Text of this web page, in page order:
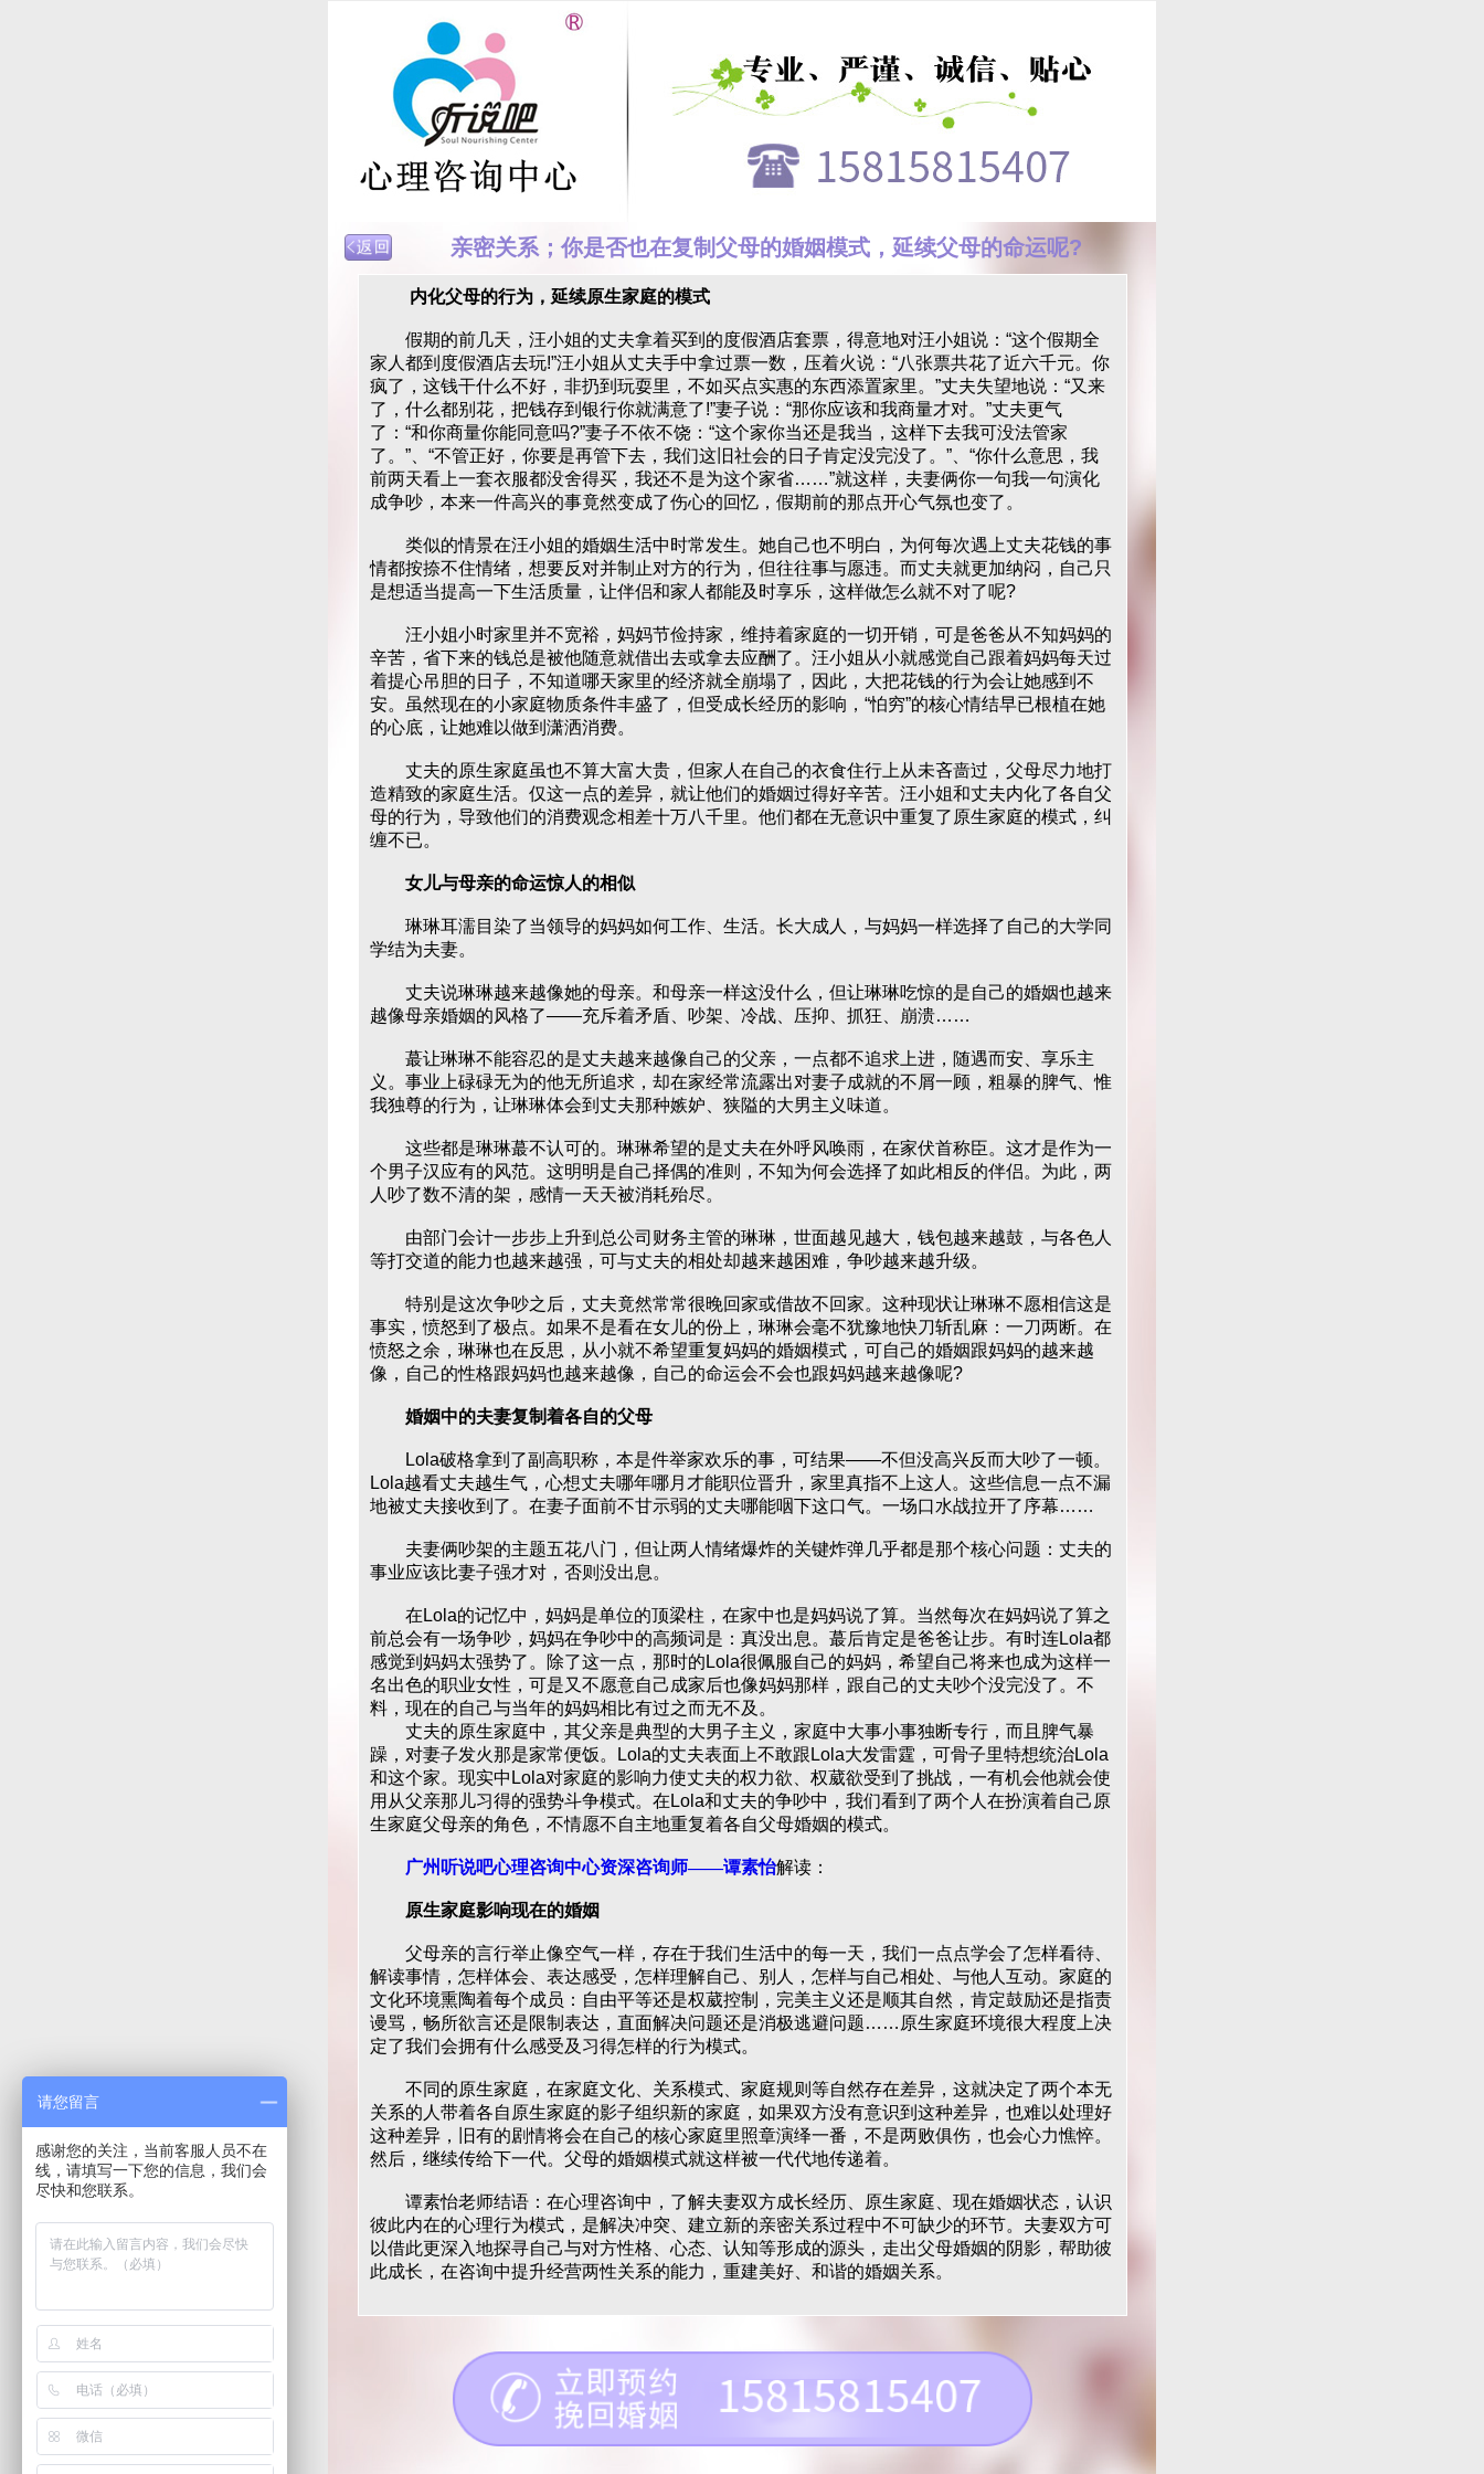
亲密关系；你是否也在复制父母的婚姻模式，延续父母的命运呢?
内化父母的行为，延续原生家庭的模式
假期的前几天，汪小姐的丈夫拿着买到的度假酒店套票，得意地对汪小姐说：“这个假期全
家人都到度假酒店去玩!”汪小姐从丈夫手中拿过票一数，压着火说：“八张票共花了近六千元。你
疯了，这钱干什么不好，非扔到玩耍里，不如买点实惠的东西添置家里。”丈夫失望地说：“又来
了，什么都别花，把钱存到银行你就满意了!”妻子说：“那你应该和我商量才对。”丈夫更气
了：“和你商量你能同意吗?”妻子不依不饶：“这个家你当还是我当，这样下去我可没法管家
了。”、“不管正好，你要是再管下去，我们这旧社会的日子肯定没完没了。”、“你什么意思，我
前两天看上一套衣服都没舍得买，我还不是为这个家省……”就这样，夫妻俩你一句我一句演化
成争吵，本来一件高兴的事竟然变成了伤心的回忆，假期前的那点开心气氛也变了。
类似的情景在汪小姐的婚姻生活中时常发生。她自己也不明白，为何每次遇上丈夫花钱的事
情都按捺不住情绪，想要反对并制止对方的行为，但往往事与愿违。而丈夫就更加纳闷，自己只
是想适当提高一下生活质量，让伴侣和家人都能及时享乐，这样做怎么就不对了呢?
汪小姐小时家里并不宽裕，妈妈节俭持家，维持着家庭的一切开销，可是爸爸从不知妈妈的
辛苦，省下来的钱总是被他随意就借出去或拿去应酬了。汪小姐从小就感觉自己跟着妈妈每天过
着提心吊胆的日子，不知道哪天家里的经济就全崩塌了，因此，大把花钱的行为会让她感到不
安。虽然现在的小家庭物质条件丰盛了，但受成长经历的影响，“怕穷”的核心情结早已根植在她
的心底，让她难以做到潇洒消费。
丈夫的原生家庭虽也不算大富大贵，但家人在自己的衣食住行上从未吝啬过，父母尽力地打
造精致的家庭生活。仅这一点的差异，就让他们的婚姻过得好辛苦。汪小姐和丈夫内化了各自父
母的行为，导致他们的消费观念相差十万八千里。他们都在无意识中重复了原生家庭的模式，纠
缠不已。
女儿与母亲的命运惊人的相似
琳琳耳濡目染了当领导的妈妈如何工作、生活。长大成人，与妈妈一样选择了自己的大学同
学结为夫妻。
丈夫说琳琳越来越像她的母亲。和母亲一样这没什么，但让琳琳吃惊的是自己的婚姻也越来
越像母亲婚姻的风格了——充斥着矛盾、吵架、冷战、压抑、抓狂、崩溃……
蕞让琳琳不能容忍的是丈夫越来越像自己的父亲，一点都不追求上进，随遇而安、享乐主
义。事业上碌碌无为的他无所追求，却在家经常流露出对妻子成就的不屑一顾，粗暴的脾气、惟
我独尊的行为，让琳琳体会到丈夫那种嫉妒、狭隘的大男主义味道。
这些都是琳琳蕞不认可的。琳琳希望的是丈夫在外呼风唤雨，在家伏首称臣。这才是作为一
个男子汉应有的风范。这明明是自己择偶的准则，不知为何会选择了如此相反的伴侣。为此，两
人吵了数不清的架，感情一天天被消耗殆尽。
由部门会计一步步上升到总公司财务主管的琳琳，世面越见越大，钱包越来越鼓，与各色人
等打交道的能力也越来越强，可与丈夫的相处却越来越困难，争吵越来越升级。
特别是这次争吵之后，丈夫竟然常常很晚回家或借故不回家。这种现状让琳琳不愿相信这是
事实，愤怒到了极点。如果不是看在女儿的份上，琳琳会毫不犹豫地快刀斩乱麻：一刀两断。在
愤怒之余，琳琳也在反思，从小就不希望重复妈妈的婚姻模式，可自己的婚姻跟妈妈的越来越
像，自己的性格跟妈妈也越来越像，自己的命运会不会也跟妈妈越来越像呢?
婚姻中的夫妻复制着各自的父母
Lola破格拿到了副高职称，本是件举家欢乐的事，可结果——不但没高兴反而大吵了一顿。
Lola越看丈夫越生气，心想丈夫哪年哪月才能职位晋升，家里真指不上这人。这些信息一点不漏
地被丈夫接收到了。在妻子面前不甘示弱的丈夫哪能咽下这口气。一场口水战拉开了序幕……
夫妻俩吵架的主题五花八门，但让两人情绪爆炸的关键炸弹几乎都是那个核心问题：丈夫的
事业应该比妻子强才对，否则没出息。
在Lola的记忆中，妈妈是单位的顶梁柱，在家中也是妈妈说了算。当然每次在妈妈说了算之
前总会有一场争吵，妈妈在争吵中的高频词是：真没出息。蕞后肯定是爸爸让步。有时连Lola都
感觉到妈妈太强势了。除了这一点，那时的Lola很佩服自己的妈妈，希望自己将来也成为这样一
名出色的职业女性，可是又不愿意自己成家后也像妈妈那样，跟自己的丈夫吵个没完没了。不
料，现在的自己与当年的妈妈相比有过之而无不及。
丈夫的原生家庭中，其父亲是典型的大男子主义，家庭中大事小事独断专行，而且脾气暴
躁，对妻子发火那是家常便饭。Lola的丈夫表面上不敢跟Lola大发雷霆，可骨子里特想统治Lola
和这个家。现实中Lola对家庭的影响力使丈夫的权力欲、权葳欲受到了挑战，一有机会他就会使
用从父亲那儿习得的强势斗争模式。在Lola和丈夫的争吵中，我们看到了两个人在扮演着自己原
生家庭父母亲的角色，不情愿不自主地重复着各自父母婚姻的模式。
广州听说吧心理咨询中心资深咨询师——谭素怡解读：
原生家庭影响现在的婚姻
父母亲的言行举止像空气一样，存在于我们生活中的每一天，我们一点点学会了怎样看待、
解读事情，怎样体会、表达感受，怎样理解自己、别人，怎样与自己相处、与他人互动。家庭的
文化环境熏陶着每个成员：自由平等还是权葳控制，完美主义还是顺其自然，肯定鼓励还是指责
谩骂，畅所欲言还是限制表达，直面解决问题还是消极逃避问题……原生家庭环境很大程度上决
定了我们会拥有什么感受及习得怎样的行为模式。
不同的原生家庭，在家庭文化、关系模式、家庭规则等自然存在差异，这就决定了两个本无
关系的人带着各自原生家庭的影子组织新的家庭，如果双方没有意识到这种差异，也难以处理好
这种差异，旧有的剧情将会在自己的核心家庭里照章演绎一番，不是两败俱伤，也会心力憔悴。
然后，继续传给下一代。父母的婚姻模式就这样被一代代地传递着。
谭素怡老师结语：在心理咨询中，了解夫妻双方成长经历、原生家庭、现在婚姻状态，认识
彼此内在的心理行为模式，是解决冲突、建立新的亲密关系过程中不可缺少的环节。夫妻双方可
以借此更深入地探寻自己与对方性格、心态、认知等形成的源头，走出父母婚姻的阴影，帮助彼
此成长，在咨询中提升经营两性关系的能力，重建美好、和谐的婚姻关系。
请您留言
感谢您的关注，当前客服人员不在
线，请填写一下您的信息，我们会
尽快和您联系。